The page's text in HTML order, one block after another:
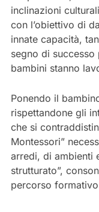
inclinazioni
con l’obiettivo di
innate capacità,
segno di
bambini stanno
Ponendo il
rispettandone gli
che si
Montessori”
arredi, di ambienti
strutturato”,
percorso